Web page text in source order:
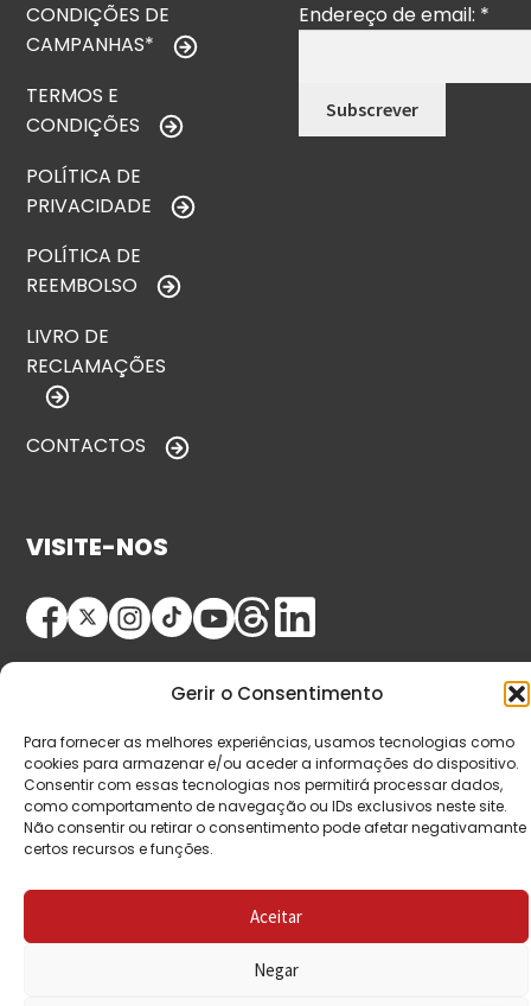
Gerir o Consentimento
Para fornecer as melhores experiências, usamos tecnologias como
cookies para armazenar e/ou aceder a informações do dispositivo.
Consentir com essas tecnologias nos permitirá processar dados,
como comportamento de navegação ou IDs exclusivos neste site.
Não consentir ou retirar o consentimento pode afetar negativamante
certos recursos e funções.
Aceitar
Negar
CONDIÇÕES DE
CAMPANHAS*
TERMOS E
CONDIÇÕES
POLÍTICA DE
PRIVACIDADE
POLÍTICA DE
REEMBOLSO
LIVRO DE
RECLAMAÇÕES
CONTACTOS
Endereço de email: *
VISITE-NOS
© Copyright 2026 Saída de Emergência. Todos os
direitos reservados.